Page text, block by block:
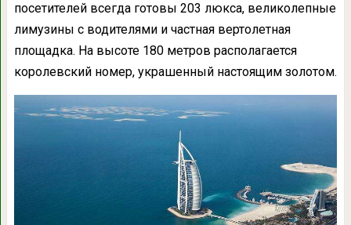
посетителей всегда готовы 203 люкса, великолепные
лимузины с водителями и частная вертолетная
площадка. На высоте 180 метров располагается
королевский номер, украшенный настоящим золотом.